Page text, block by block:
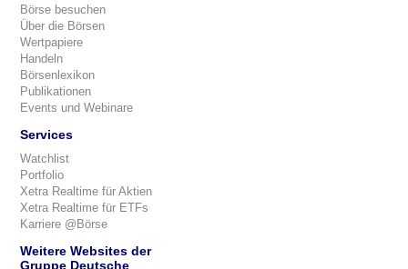
Börse besuchen
Über die Börsen
Wertpapiere
Handeln
Börsenlexikon
Publikationen
Events und Webinare
Services
Watchlist
Portfolio
Xetra Realtime für Aktien
Xetra Realtime für ETFs
Karriere @Börse
Weitere Websites der
Gruppe Deutsche